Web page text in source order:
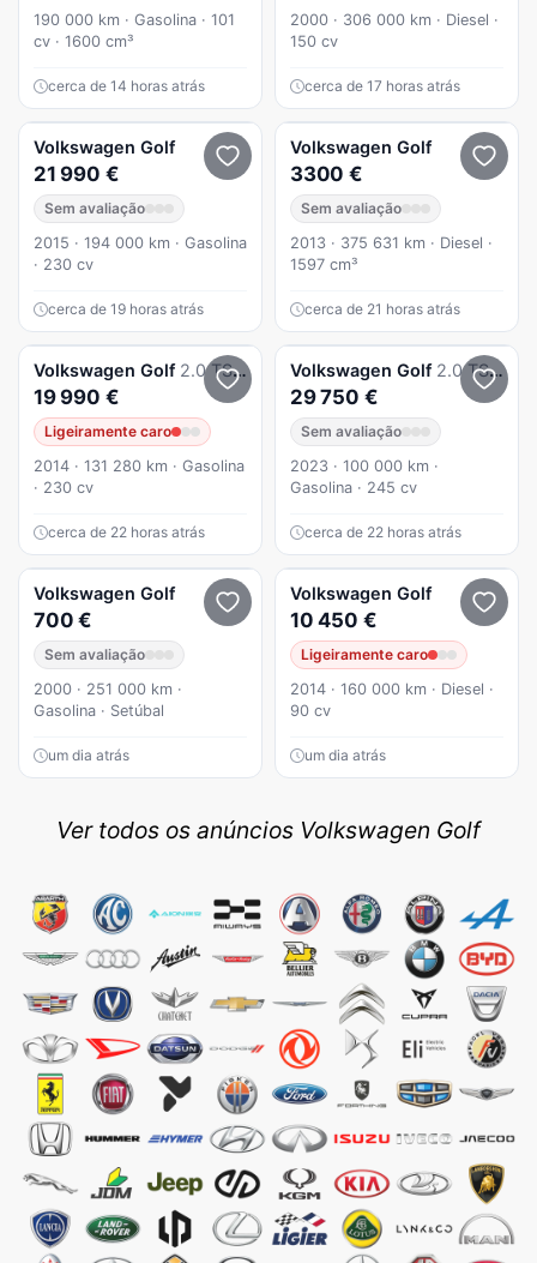
190 000 km · Gasolina · 101
cv · 1600 cm³
cerca de 14 horas atrás
2000 · 306 000 km · Diesel ·
150 cv
cerca de 17 horas atrás
Volkswagen Golf
21 990 €
Sem avaliação
2015 · 194 000 km · Gasolina
· 230 cv
cerca de 19 horas atrás
Volkswagen Golf
3300 €
Sem avaliação
2013 · 375 631 km · Diesel ·
1597 cm³
cerca de 21 horas atrás
Volkswagen Golf 2.0 TSi GTi DSG Performance
19 990 €
Ligeiramente caro
2014 · 131 280 km · Gasolina
· 230 cv
cerca de 22 horas atrás
Volkswagen Golf 2.0 TSI GTI DSG
29 750 €
Sem avaliação
2023 · 100 000 km ·
Gasolina · 245 cv
cerca de 22 horas atrás
Volkswagen Golf
700 €
Sem avaliação
2000 · 251 000 km ·
Gasolina · Setúbal
um dia atrás
Volkswagen Golf
10 450 €
Ligeiramente caro
2014 · 160 000 km · Diesel ·
90 cv
um dia atrás
Ver todos os anúncios Volkswagen Golf